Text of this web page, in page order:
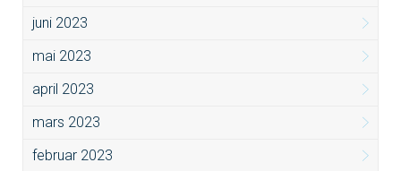
juni 2023
mai 2023
april 2023
mars 2023
februar 2023